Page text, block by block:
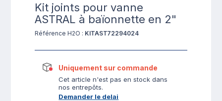
Kit joints pour vanne
ASTRAL à baïonnette en 2"
Référence H2O : KITAST72294024
Uniquement sur commande
Cet article n'est pas en stock dans
nos entrepôts.
Demander le delai